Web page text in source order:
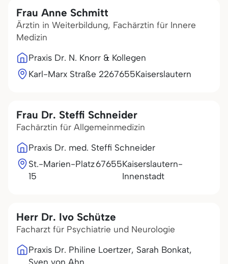
Frau Anne Schmitt
Ärztin in Weiterbildung, Fachärztin für Innere
Medizin
Praxis Dr. N. Knorr & Kollegen
Karl-Marx Straße 2267655Kaiserslautern
Frau Dr. Steffi Schneider
Fachärztin für Allgemeinmedizin
Praxis Dr. med. Steffi Schneider
St.-Marien-Platz
15
67655Kaiserslautern-
Innenstadt
Herr Dr. Ivo Schütze
Facharzt für Psychiatrie und Neurologie
Praxis Dr. Philine Loertzer, Sarah Bonkat,
Sven von Ahn